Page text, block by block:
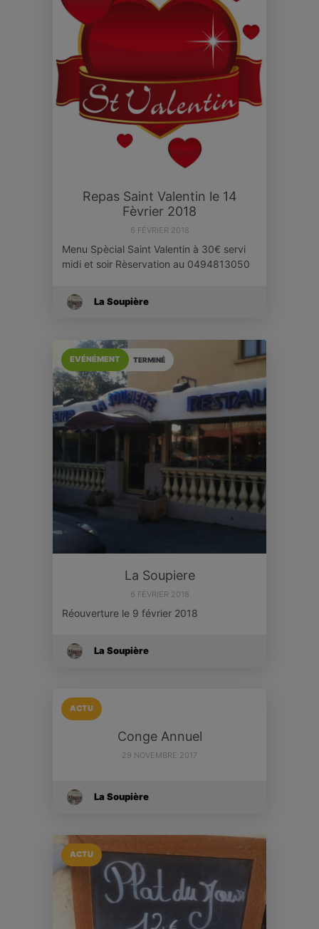
Repas Saint Valentin le 14
Fèvrier 2018
6 FÉVRIER 2018
Menu Spècial Saint Valentin à 30€ servi
midi et soir Rèservation au 0494813050
La Soupière
TERMINÉ
EVÉNÉMENT
La Soupiere
6 FÉVRIER 2018
Réouverture le 9 février 2018
La Soupière
ACTU
Conge Annuel
29 NOVEMBRE 2017
La Soupière
ACTU